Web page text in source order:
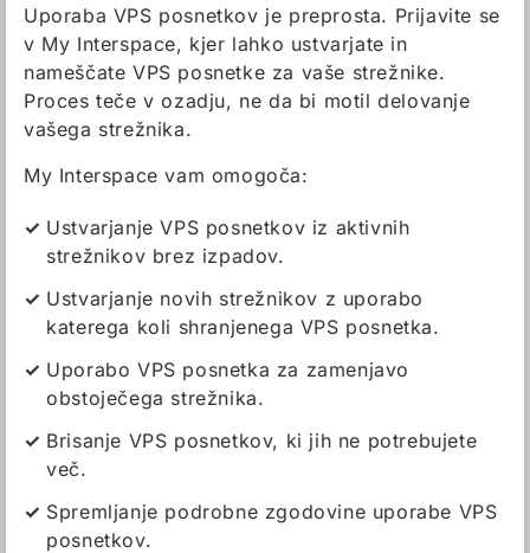
Uporaba VPS posnetkov je preprosta. Prijavite se
v My Interspace, kjer lahko ustvarjate in
nameščate VPS posnetke za vaše strežnike.
Proces teče v ozadju, ne da bi motil delovanje
vašega strežnika.
My Interspace vam omogoča:
Ustvarjanje VPS posnetkov iz aktivnih
strežnikov brez izpadov.
Ustvarjanje novih strežnikov z uporabo
katerega koli shranjenega VPS posnetka.
Uporabo VPS posnetka za zamenjavo
obstoječega strežnika.
Brisanje VPS posnetkov, ki jih ne potrebujete
več.
Spremljanje podrobne zgodovine uporabe VPS
posnetkov.